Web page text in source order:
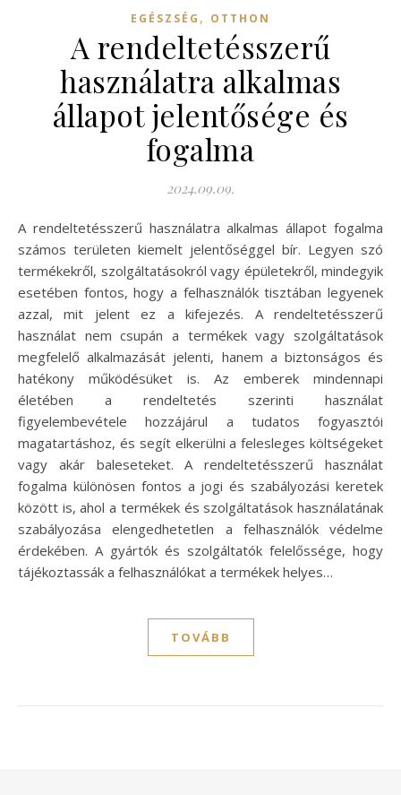
EGÉSZSÉG , OTTHON
A rendeltetésszerű
használatra alkalmas
állapot jelentősége és
fogalma
2024.09.09.
A rendeltetésszerű használatra alkalmas állapot fogalma
számos területen kiemelt jelentőséggel bír. Legyen szó
termékekről, szolgáltatásokról vagy épületekről, mindegyik
esetében fontos, hogy a felhasználók tisztában legyenek
azzal, mit jelent ez a kifejezés. A rendeltetésszerű
használat nem csupán a termékek vagy szolgáltatások
megfelelő alkalmazását jelenti, hanem a biztonságos és
hatékony működésüket is. Az emberek mindennapi
életében a rendeltetés szerinti használat
figyelembevétele hozzájárul a tudatos fogyasztói
magatartáshoz, és segít elkerülni a felesleges költségeket
vagy akár baleseteket. A rendeltetésszerű használat
fogalma különösen fontos a jogi és szabályozási keretek
között is, ahol a termékek és szolgáltatások használatának
szabályozása elengedhetetlen a felhasználók védelme
érdekében. A gyártók és szolgáltatók felelőssége, hogy
tájékoztassák a felhasználókat a termékek helyes…
TOVÁBB